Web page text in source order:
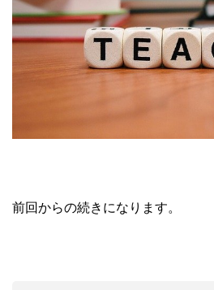
前回からの続きになります。